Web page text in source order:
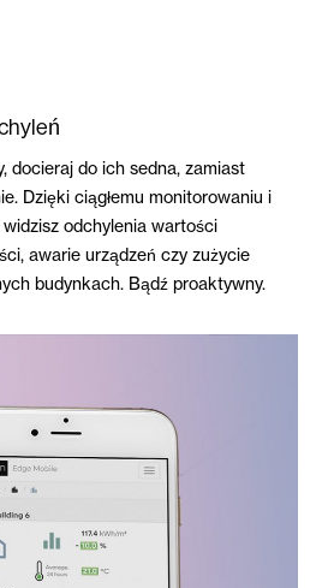
docieraj do ich sedna, zamiast
Dzięki ciągłemu monitorowaniu i
odchylenia wartości
awarie urządzeń czy zużycie
budynkach. Bądź proaktywny.